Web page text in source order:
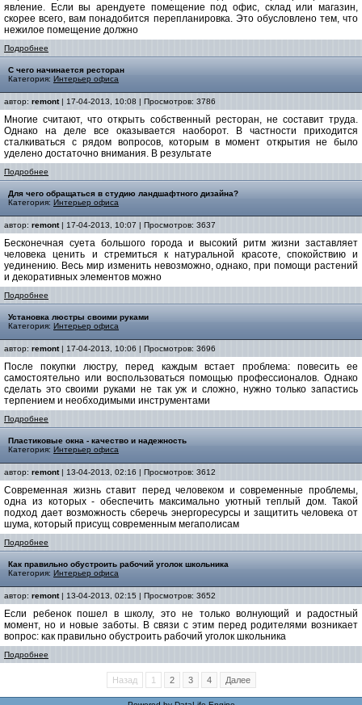
явление. Если вы арендуете помещение под офис, склад или магазин,
скорее всего, вам понадобится перепланировка. Это обусловлено тем, что
нежилое помещение должно
Подробнее
С чего начинается ресторан
Категория: Интерьер офиса
автор: remont| 17-04-2013, 10:08 | Просмотров: 3786
Многие считают, что открыть собственный ресторан, не составит труда.
Однако на деле все оказывается наоборот. В частности приходится
сталкиваться с рядом вопросов, которым в момент открытия не было
уделено достаточно внимания. В результате
Подробнее
Для чего обращаться в студию ландшафтного дизайна?
Категория: Интерьер офиса
автор: remont| 17-04-2013, 10:07 | Просмотров: 3637
Бесконечная суета большого города и высокий ритм жизни заставляет
человека ценить и стремиться к натуральной красоте, спокойствию и
уединению. Весь мир изменить невозможно, однако, при помощи растений
и декоративных элементов можно
Подробнее
Установка люстры своими руками
Категория: Интерьер офиса
автор: remont| 17-04-2013, 10:06 | Просмотров: 3696
После покупки люстру, перед каждым встает проблема: повесить ее
самостоятельно или воспользоваться помощью профессионалов. Однако
сделать это своими руками не так уж и сложно, нужно только запастись
терпением и необходимыми инструментами
Подробнее
Пластиковые окна - качество и надежность
Категория: Интерьер офиса
автор: remont| 13-04-2013, 02:16 | Просмотров: 3612
Современная жизнь ставит перед человеком и современные проблемы,
одна из которых - обеспечить максимально уютный теплый дом. Такой
подход дает возможность сберечь энергоресурсы и защитить человека от
шума, который присущ современным мегаполисам
Подробнее
Как правильно обустроить рабочий уголок школьника
Категория: Интерьер офиса
автор: remont| 13-04-2013, 02:15 | Просмотров: 3652
Если ребенок пошел в школу, это не только волнующий и радостный
момент, но и новые заботы. В связи с этим перед родителями возникает
вопрос: как правильно обустроить рабочий уголок школьника
Подробнее
Назад 1 2 3 4 Далее